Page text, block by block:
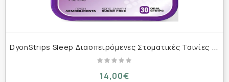
D
yonStrips Sleep Διασπειρόμενες Στοματικές Ταινίες Βιταμινών με Μελατονίνη 30 τεμ
14,00€